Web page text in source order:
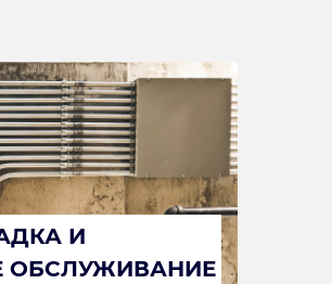
И
ОБСЛУЖИВАНИЕ